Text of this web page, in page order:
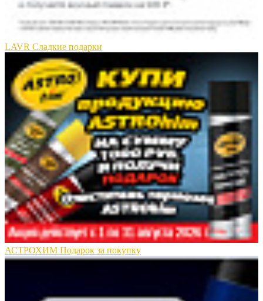
LAVR Сладкие подарки
АСТРОХИМ Подарок за покупку